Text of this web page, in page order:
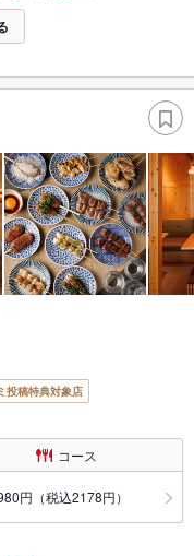
投稿特典対象店
コース
円（税込2178円）